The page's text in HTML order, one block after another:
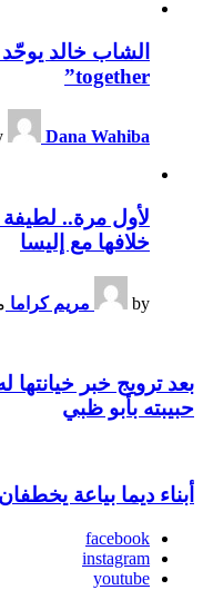
together”
Dana Wahiba
لأول مرة..
خلافها مع إليسا
by مريم كراما
بعد ترويج خبر خيانتها
حبيبته بأبو ظبي
أبناء ديما بياعة
facebook
instagram
youtube